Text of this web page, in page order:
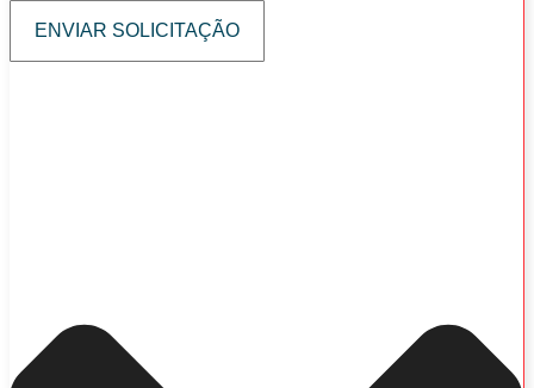
ENVIAR SOLICITAÇÃO